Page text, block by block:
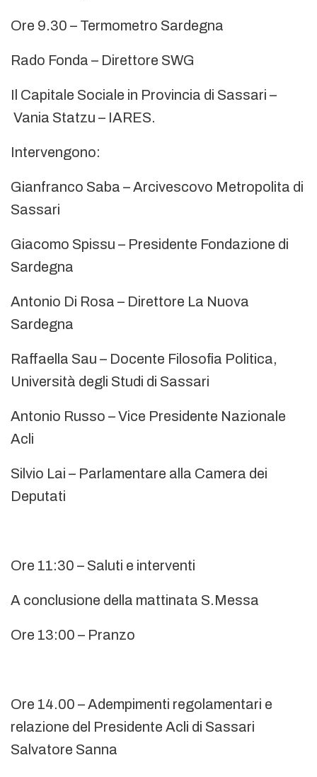
Ore 9.30 – Termometro Sardegna
Rado Fonda – Direttore SWG
Il Capitale Sociale in Provincia di Sassari –
Vania Statzu – IARES.
Intervengono:
Gianfranco Saba – Arcivescovo Metropolita di
Sassari
Giacomo Spissu – Presidente Fondazione di
Sardegna
Antonio Di Rosa – Direttore La Nuova
Sardegna
Raffaella Sau – Docente Filosofia Politica,
Università degli Studi di Sassari
Antonio Russo – Vice Presidente Nazionale
Acli
Silvio Lai – Parlamentare alla Camera dei
Deputati
Ore 11:30 – Saluti e interventi
A conclusione della mattinata S.Messa
Ore 13:00 – Pranzo
Ore 14.00 – Adempimenti regolamentari e
relazione del Presidente Acli di Sassari
Salvatore Sanna